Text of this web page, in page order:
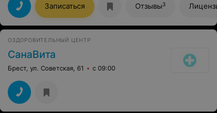
Записаться Отзывы3
ОЗДОРОВИТЕЛЬНЫЙ ЦЕНТР
СанаВита
Брест, ул. Советская, 61 с 09:00